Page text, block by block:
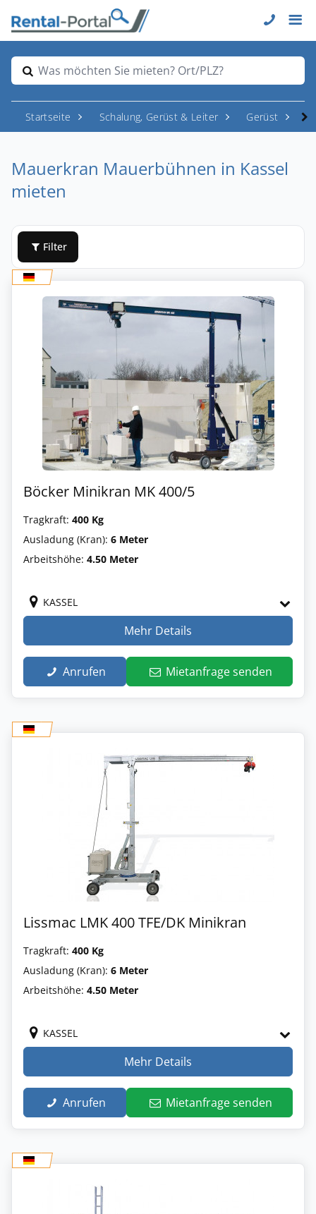
Was möchten Sie mieten? Ort/PLZ?
Startseite Schalung, Gerüst & Leiter Gerüst
Mauerkran Mauerbühnen in Kassel
mieten
Filter
Böcker Minikran MK 400/5
Tragkraft: 400 Kg
Ausladung (Kran): 6 Meter
Arbeitshöhe: 4.50 Meter
KASSEL
Mehr Details
Anrufen Mietanfrage senden
Lissmac LMK 400 TFE/DK Minikran
Tragkraft: 400 Kg
Ausladung (Kran): 6 Meter
Arbeitshöhe: 4.50 Meter
KASSEL
Mehr Details
Anrufen Mietanfrage senden